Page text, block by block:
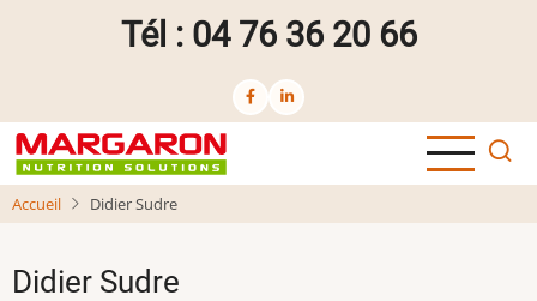
Tél : 04 76 36 20 66
Accueil Didier Sudre
Didier Sudre